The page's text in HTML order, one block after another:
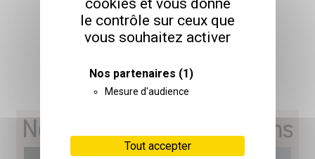
cookies et vous donne
le contrôle sur ceux que
vous souhaitez activer
Nos partenaires (1)
Mesure d'audience
Tout accepter
CATALOGUE 2026
TÉLÉCHARGER
Nos prochaines formations